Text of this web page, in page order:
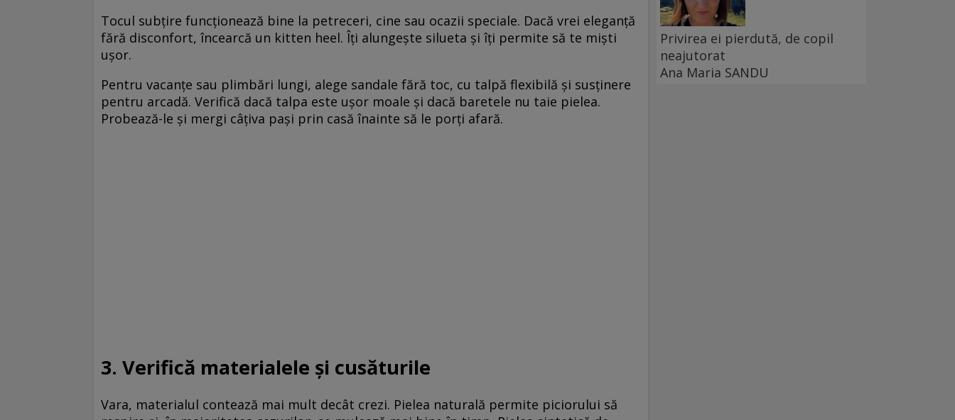
Tocul subțire funcționează bine la petreceri, cine sau ocazii speciale. Dacă vrei eleganță
fără disconfort, încearcă un kitten heel. Îți alungește silueta și îți permite să te miști
ușor.
Pentru vacanțe sau plimbări lungi, alege sandale fără toc, cu talpă flexibilă și susținere
pentru arcadă. Verifică dacă talpa este ușor moale și dacă baretele nu taie pielea.
Probează-le și mergi câțiva pași prin casă înainte să le porți afară.
3. Verifică materialele și cusăturile
Vara, materialul contează mai mult decât crezi. Pielea naturală permite piciorului să
Privirea ei pierdută, de copil
neajutorat
Ana Maria SANDU